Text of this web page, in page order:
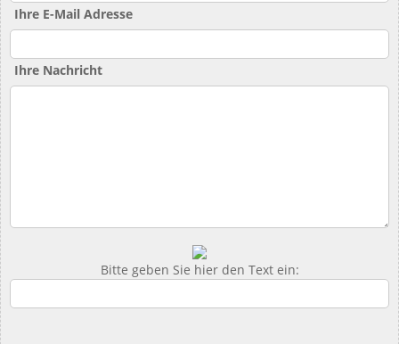
Ihre E-Mail Adresse
Ihre Nachricht
Bitte geben Sie hier den Text ein: